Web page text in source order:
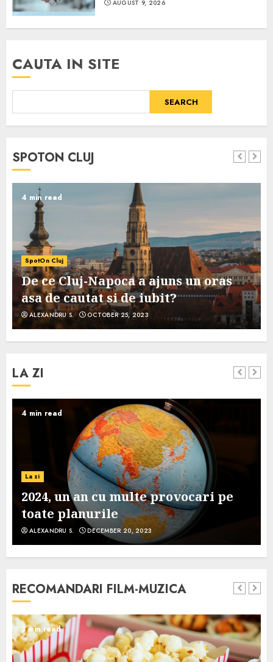
AUGUST 9, 2026
CAUTA IN SITE
SEARCH
SPOTON CLUJ
4 min read
SpotOn Cluj
De ce Cluj-Napoca a ajuns un oras
asa de cautat si de iubit?
ALEXANDRU S. OCTOBER 25, 2023
LA ZI
4 min read
La zi
2024, un an cu multe provocari pe
toate planurile
ALEXANDRU S. DECEMBER 20, 2023
RECOMANDARI FILM-MUZICA
3 min read